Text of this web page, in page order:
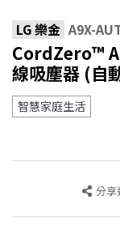
LG 樂金 A9X-
CordZero™
線吸塵器 (自
智慧家庭生活
分享